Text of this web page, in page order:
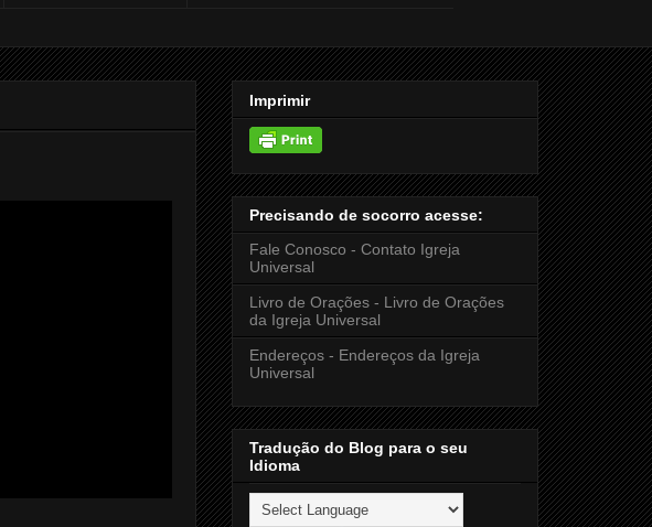
Imprimir
Precisando de socorro acesse:
Fale Conosco - Contato Igreja
Universal
Livro de Orações - Livro de Orações
da Igreja Universal
Endereços - Endereços da Igreja
Universal
Tradução do Blog para o seu
Idioma